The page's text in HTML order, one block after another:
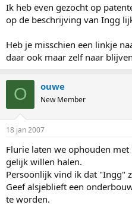
Ik heb even gezocht op
op de beschrijving van Ingg
Heb je misschien een linkje
daar ook maar zelf naar
O ouwe
New Member
18 jan 2007
Flurie laten we ophouden
gelijk willen halen.
Persoonlijk vind ik dat "Ingg"
Geef alsjeblieft een
te worden.